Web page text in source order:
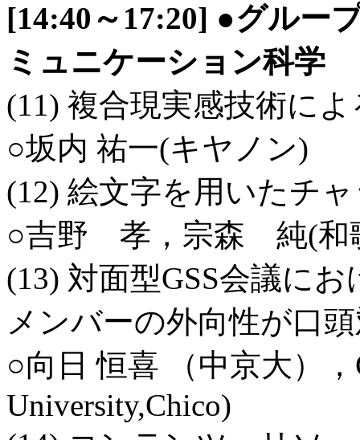
[14:40～17:20] ●グルー
ミュニケーション科学
(11) 複合現実感技術に
○坂内 祐一(キヤノン)
(12) 絵文字を用いたチ
○吉野 孝，宗森 純(和
(13) 対面型GSS会議に
メンバーの外向性が口
○向日 恒喜 （中京大）
University,Chico)